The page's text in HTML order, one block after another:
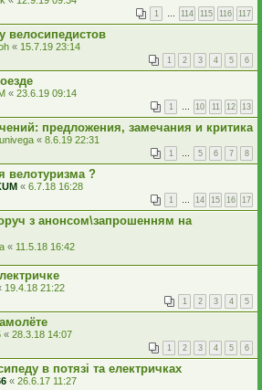
1 … 114 115 116 117
велосипедистов
« 15.7.19 23:14
1 2 3 4 5 6
« 23.6.19 09:14
1 … 10 11 12 13
предложения, замечания и критика
« 8.6.19 22:31
1 … 5 6 7 8
велотуризма ?
« 6.7.18 16:28
1 … 14 15 16 17
з анонсом\запрошенням на
« 11.5.18 16:42
19.4.18 21:22
1 2 3 4 5
« 28.3.18 14:07
1 2 3 4 5 6
в потязі та електричках
« 26.6.17 11:27